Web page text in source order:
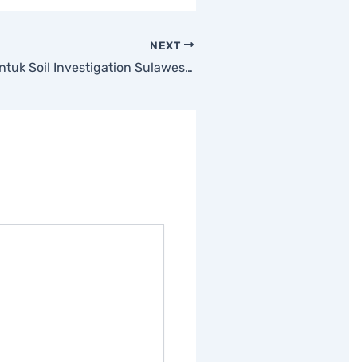
NEXT
Box Sampling untuk Soil Investigation Sulawesi: Solusi Akurat untuk Proyek Tambang, Smelter, dan Infrastruktur